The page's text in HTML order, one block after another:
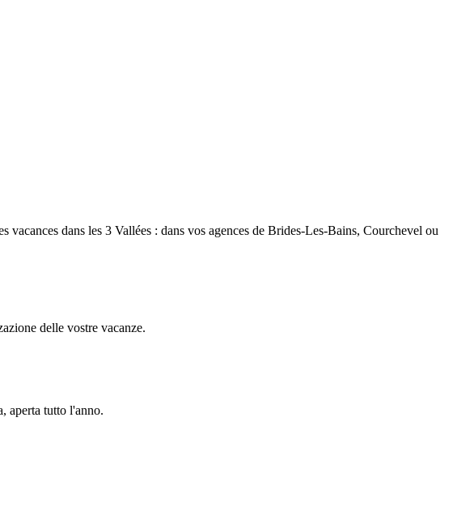
dans les 3 Vallées : dans vos agences de Brides-Les-Bains, Courchevel ou
delle vostre vacanze.
aperta tutto l'anno.